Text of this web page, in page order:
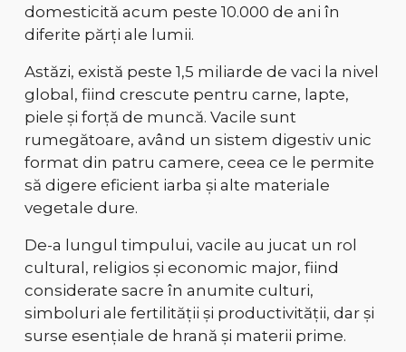
domesticită acum peste 10.000 de ani în
diferite părți ale lumii.
Astăzi, există peste 1,5 miliarde de vaci la nivel
global, fiind crescute pentru carne, lapte,
piele și forță de muncă. Vacile sunt
rumegătoare, având un sistem digestiv unic
format din patru camere, ceea ce le permite
să digere eficient iarba și alte materiale
vegetale dure.
De-a lungul timpului, vacile au jucat un rol
cultural, religios și economic major, fiind
considerate sacre în anumite culturi,
simboluri ale fertilității și productivității, dar și
surse esențiale de hrană și materii prime.